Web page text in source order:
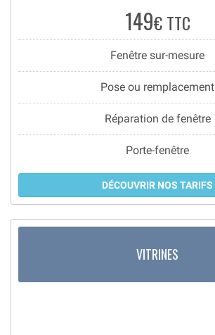
149€ TTC
Fenêtre sur-mesure
Pose ou remplacement
Réparation de fenêtre
Porte-fenêtre
DÉCOUVRIR NOS TARIFS
VITRINES